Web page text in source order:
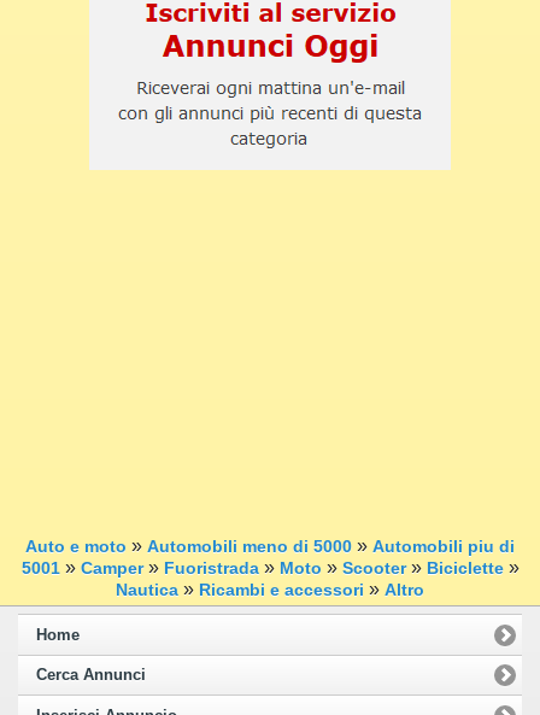
Auto e moto » Automobili meno di 5000 » Automobili piu di
5001» Camper» Fuoristrada» Moto » Scooter» Biciclette»
Nautica » Ricambi e accessori » Altro
Home
Cerca Annunci